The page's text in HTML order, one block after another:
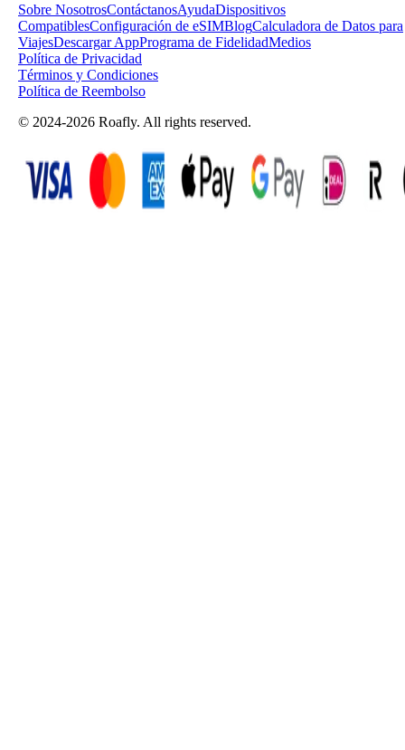
Sobre NosotrosContáctanosAyudaDispositivos
CompatiblesConfiguración de eSIMBlogCalculadora de Datos para
ViajesDescargar AppPrograma de FidelidadMedios
Política de Privacidad
Términos y Condiciones
Política de Reembolso
© 2024-2026 Roafly. All rights reserved.